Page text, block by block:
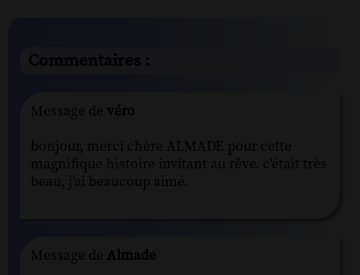
Commentaires :
Message de véro
bonjour, merci chère ALMADE pour cette
magnifique histoire invitant au rêve. c'était très
beau, j'ai beaucoup aimé.
Message de Almade